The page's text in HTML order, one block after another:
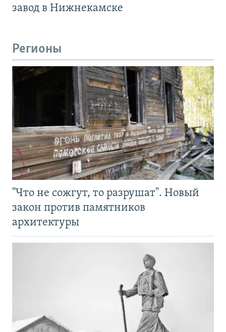
завод в Нижнекамске
Регионы
"Что не сожгут, то разрушат". Новый
закон против памятников
архитектуры